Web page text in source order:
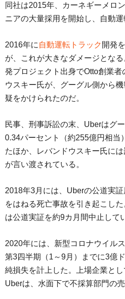
同社は2015年、カーネギーメロ
ニアの大量採用を開始し、自動運
2016年に 自動運転トラック 開発
が、これが大きなダメージとな
発プロジェクト出身でOtto創業
ウスキー氏が、グーグル側から
疑をかけられたのだ。
民事、刑事訴訟の末、Uberはグ
0.34パーセント（約255億円相当
たほか、レバンドウスキー氏に
が言い渡されている。
2018年3月には、Uberの公道実
をはねる死亡事故を引き起こし
は公道実証を約9カ月間中止して
2020年には、新型コロナウイル
第3四半期（1～9月）までに3億
純損失を計上した。上場企業と
Uberは、水面下で不採算部門の